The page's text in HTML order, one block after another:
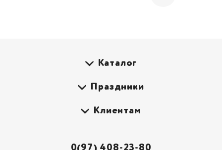
Каталог
Праздники
Клиентам